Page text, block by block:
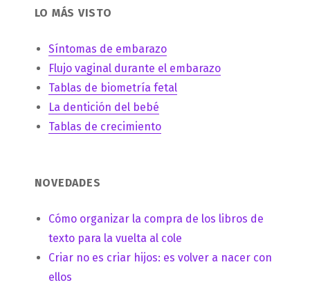
LO MÁS VISTO
Síntomas de embarazo
Flujo vaginal durante el embarazo
Tablas de biometría fetal
La dentición del bebé
Tablas de crecimiento
NOVEDADES
Cómo organizar la compra de los libros de
texto para la vuelta al cole
Criar no es criar hijos: es volver a nacer con
ellos